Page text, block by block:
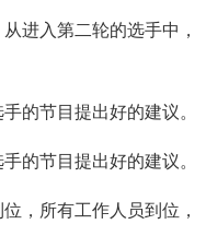
进入第二轮的选手中，
的节目提出好的建议。
的节目提出好的建议。
，所有工作人员到位，